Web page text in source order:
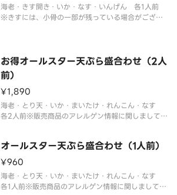
海老・きす開き・いか・なす・いんげん 各1人前
※きすには、小骨の一部が残っている場合がござい
フィシャルホームページにてご
お得オールスター天ぷら盛合わせ（2人
前）
¥1,890
海老・とり天・いか・まいたけ・れんこん・なす
各2人前※販売商品のアレルゲン情報に関しましては
ん。※カトラリーのご用意は、割りばしのみです。
オールスター天ぷら盛合わせ（1人前）
¥960
海老・とり天・いか・まいたけ・れんこん・なす
各1人前※販売商品のアレルゲン情報に関しましては